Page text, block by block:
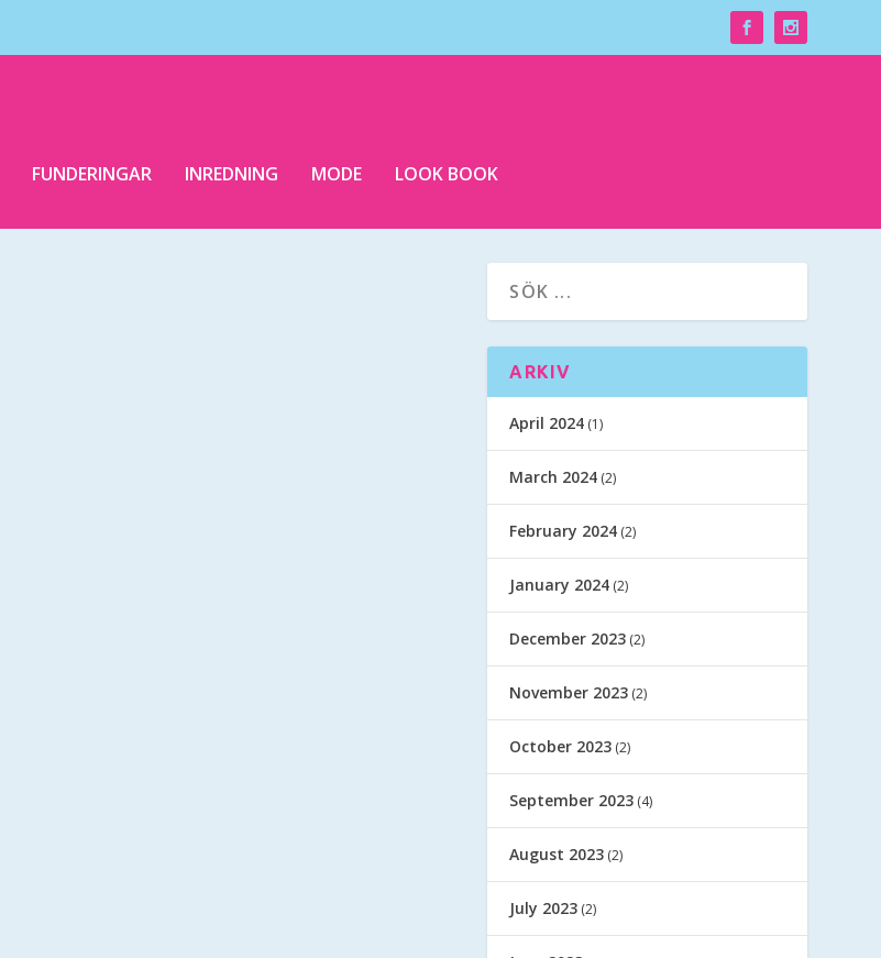
FUNDERINGAR INREDNING MODE LOOK BOOK
ARKIV
April 2024 (1)
March 2024 (2)
February 2024 (2)
January 2024 (2)
December 2023 (2)
November 2023 (2)
October 2023 (2)
September 2023 (4)
August 2023 (2)
July 2023 (2)